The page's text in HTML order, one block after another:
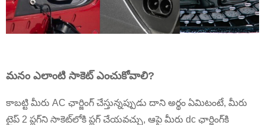
మనం ఎలాంటి సాకెట్ ఎంచుకోవాలి?
కాబట్టి మీరు AC ఛార్జింగ్ చేస్తున్నప్పుడు దాని అర్థం ఏమిటంటే, మీరు
టైప్ 2 ప్లగ్‌ని సాకెట్‌లోకి ప్లగ్ చేయవచ్చు, ఆపై మీరు dc ఛార్జింగ్‌కి